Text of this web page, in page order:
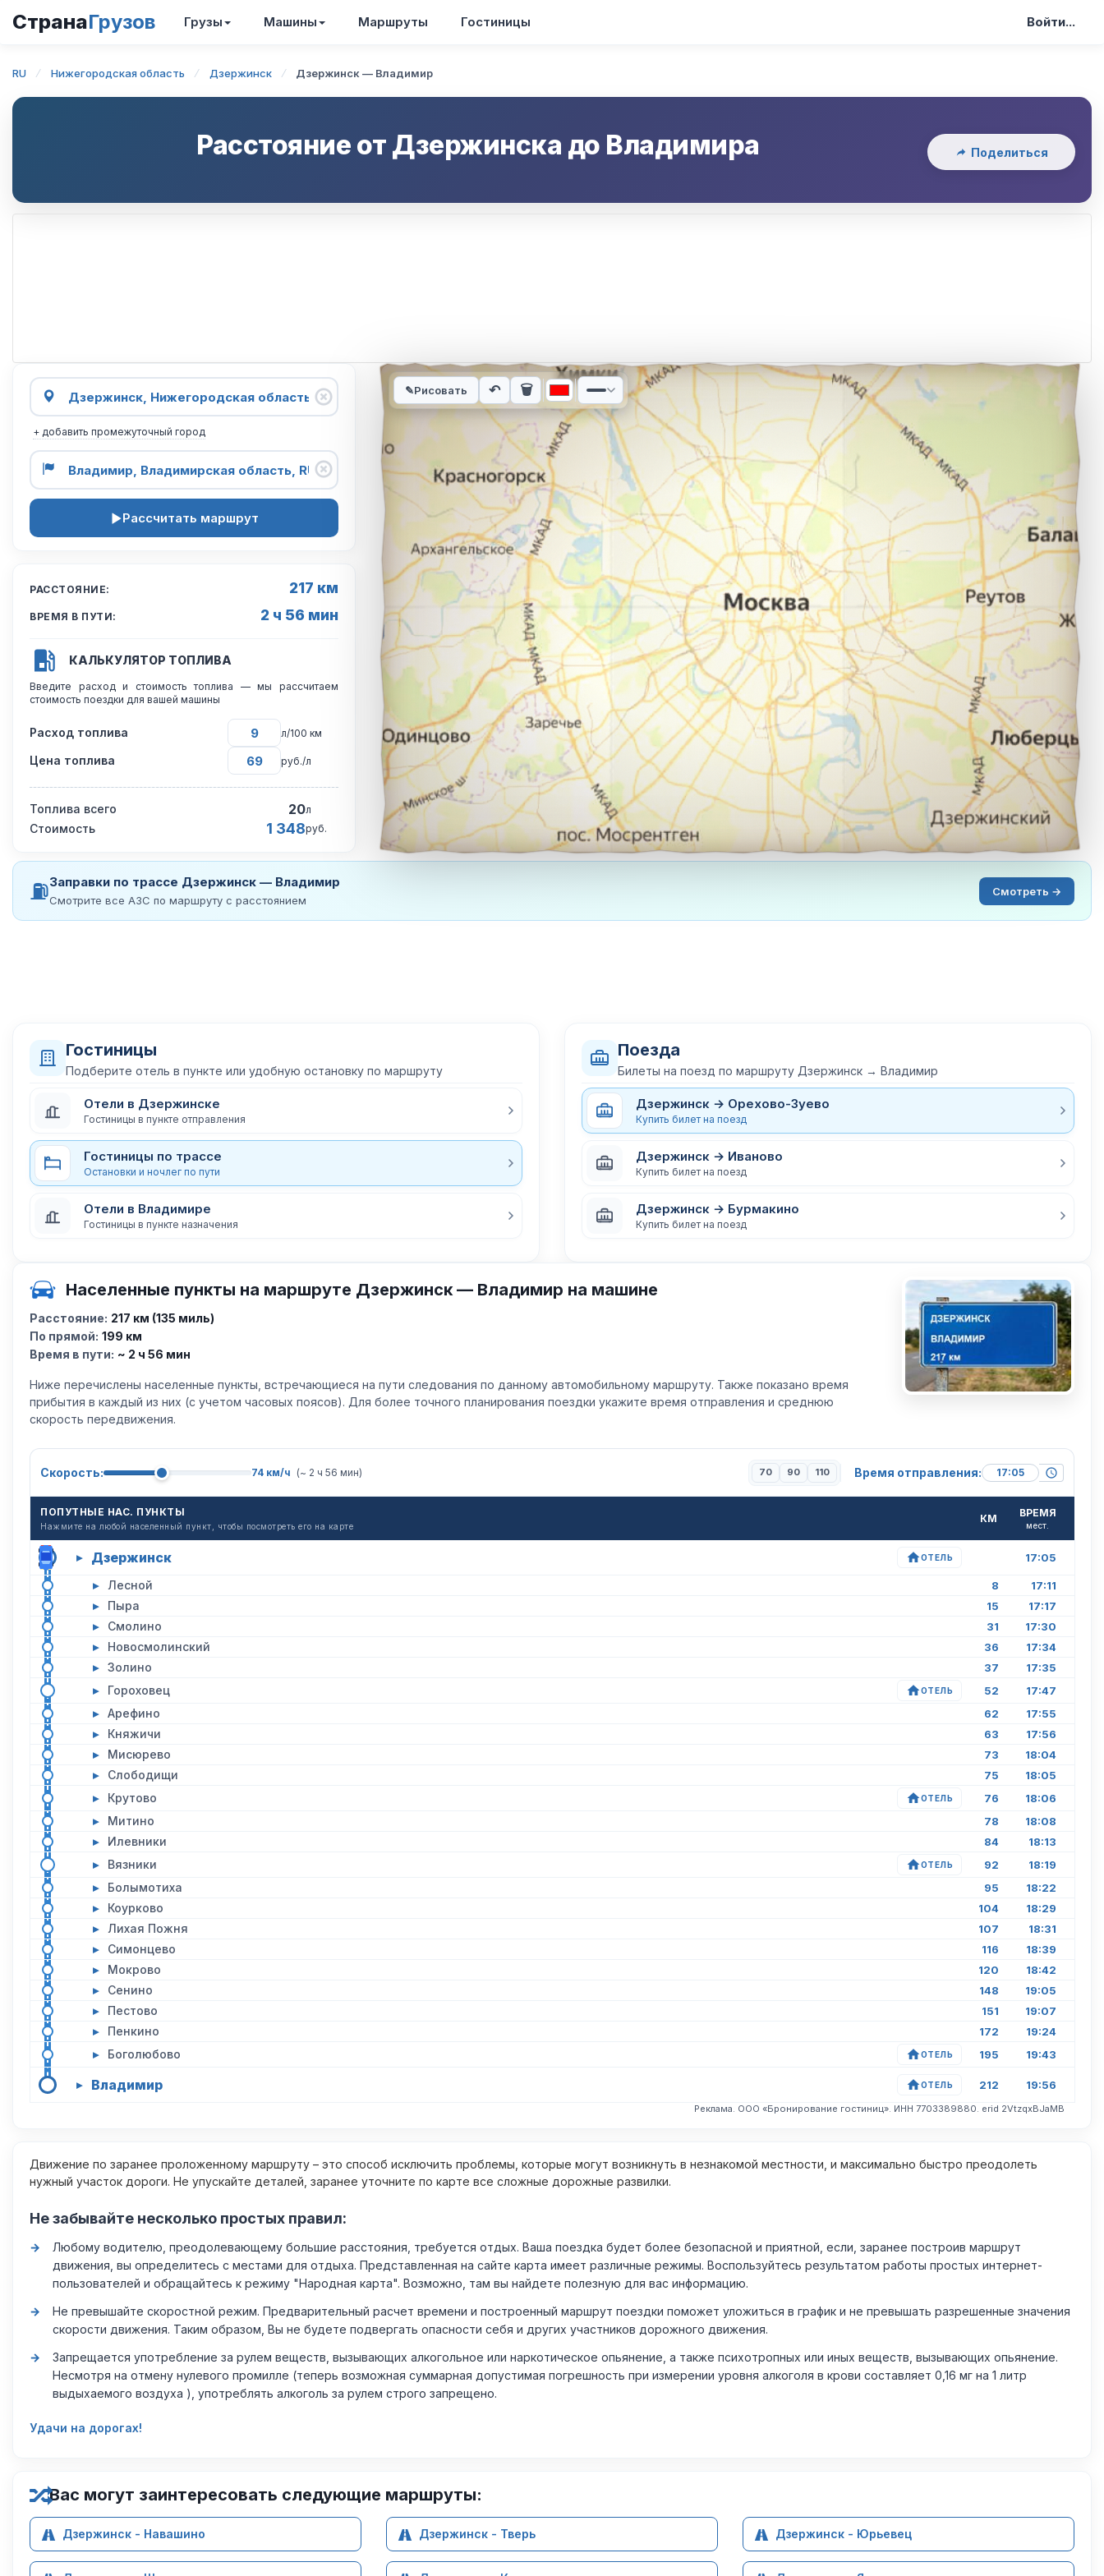
СтранаГрузов Грузы Машины Маршруты Гостиницы Войти...
RU Нижегородская область Дзержинск Дзержинск — Владимир
Расстояние от Дзержинска до Владимира Поделиться
+ добавить промежуточный город
Рассчитать маршрут
РАССТОЯНИЕ: 217 км
ВРЕМЯ В ПУТИ: 2 ч 56 мин
КАЛЬКУЛЯТОР ТОПЛИВА
Введите расход и стоимость топлива — мы рассчитаем
стоимость поездки для вашей машины
Расход топлива л/100 км
Цена топлива руб./л
Топлива всего 20л
Стоимость 1 348руб.
Интерактивная карта автомобильного маршрута из города Дзержинск в город Владимир.
✎Рисовать ↶ 🗑
⛽Заправки по трассе Дзержинск — Владимир
Смотрите все АЗС по маршруту с расстоянием
Смотреть →
Гостиницы
Подберите отель в пункте или удобную остановку по маршруту
Отели в Дзержинске
Гостиницы в пункте отправления
Гостиницы по трассе
Остановки и ночлег по пути
Отели в Владимире
Гостиницы в пункте назначения
Поезда
Билеты на поезд по маршруту Дзержинск → Владимир
Дзержинск → Орехово-Зуево
Купить билет на поезд
Дзержинск → Иваново
Купить билет на поезд
Дзержинск → Бурмакино
Купить билет на поезд
Населенные пункты на маршруте Дзержинск — Владимир на машине
Расстояние: 217 км (135 миль)
По прямой: 199 км
Время в пути: ~ 2 ч 56 мин
Ниже перечислены населенные пункты, встречающиеся на пути следования по данному автомобильному маршруту. Также показано время
прибытия в каждый из них (с учетом часовых поясов). Для более точного планирования поездки укажите время отправления и среднюю
скорость передвижения.
Скорость: 74 км/ч (~ 2 ч 56 мин) 70 90 110 Время отправления:
ПОПУТНЫЕ НАС. ПУНКТЫ
Нажмите на любой населенный пункт, чтобы посмотреть его на карте
КМ ВРЕМЯ
мест.
▸ Дзержинск ОТЕЛЬ 17:05
▸ Лесной 8 17:11
▸ Пыра 15 17:17
▸ Смолино 31 17:30
▸ Новосмолинский 36 17:34
▸ Золино 37 17:35
▸ Гороховец ОТЕЛЬ 52 17:47
▸ Арефино 62 17:55
▸ Княжичи 63 17:56
▸ Мисюрево 73 18:04
▸ Слободищи 75 18:05
▸ Крутово ОТЕЛЬ 76 18:06
▸ Митино 78 18:08
▸ Илевники 84 18:13
▸ Вязники ОТЕЛЬ 92 18:19
▸ Болымотиха 95 18:22
▸ Коурково 104 18:29
▸ Лихая Пожня 107 18:31
▸ Симонцево 116 18:39
▸ Мокрово 120 18:42
▸ Сенино 148 19:05
▸ Пестово 151 19:07
▸ Пенкино 172 19:24
▸ Боголюбово ОТЕЛЬ 195 19:43
▸ Владимир ОТЕЛЬ 212 19:56
Реклама. ООО «Бронирование гостиниц». ИНН 7703389880. erid 2VtzqxBJaMB
Движение по заранее проложенному маршруту – это способ исключить проблемы, которые могут возникнуть в незнакомой местности, и максимально быстро преодолеть
нужный участок дороги. Не упускайте деталей, заранее уточните по карте все сложные дорожные развилки.
Не забывайте несколько простых правил:
Любому водителю, преодолевающему большие расстояния, требуется отдых. Ваша поездка будет более безопасной и приятной, если, заранее построив маршрут
движения, вы определитесь с местами для отдыха. Представленная на сайте карта имеет различные режимы. Воспользуйтесь результатом работы простых интернет-
пользователей и обращайтесь к режиму "Народная карта". Возможно, там вы найдете полезную для вас информацию.
Не превышайте скоростной режим. Предварительный расчет времени и построенный маршрут поездки поможет уложиться в график и не превышать разрешенные значения
скорости движения. Таким образом, Вы не будете подвергать опасности себя и других участников дорожного движения.
Запрещается употребление за рулем веществ, вызывающих алкогольное или наркотическое опьянение, а также психотропных или иных веществ, вызывающих опьянение.
Несмотря на отмену нулевого промилле (теперь возможная суммарная допустимая погрешность при измерении уровня алкоголя в крови составляет 0,16 мг на 1 литр
выдыхаемого воздуха ), употреблять алкоголь за рулем строго запрещено.
Удачи на дорогах!
Вас могут заинтересовать следующие маршруты:
Дзержинск - Навашино Дзержинск - Тверь Дзержинск - Юрьевец